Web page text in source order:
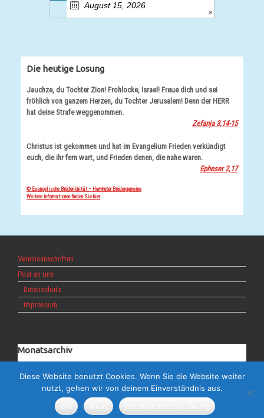
August 15, 2026
Die heutige Losung
Jauchze, du Tochter Zion! Frohlocke, Israel! Freue dich und sei
fröhlich von ganzem Herzen, du Tochter Jerusalem! Denn der HERR
hat deine Strafe weggenommen.
Zefanja 3,14-15
Christus ist gekommen und hat im Evangelium Frieden verkündigt
euch, die ihr fern wart, und Frieden denen, die nahe waren.
Epheser 2,17
© Evangelische Brüder-Unität – Herrnhuter Brüdergemeine
Weitere Informationen finden Sie hier
Vereinsanschriften
Post an uns
Datenschutz
Impressum
Monatsarchiv
Diese Website benutzt Cookies. Wenn Sie die Website weiter
nutzt, gehen wir von deinem Einverständnis aus.